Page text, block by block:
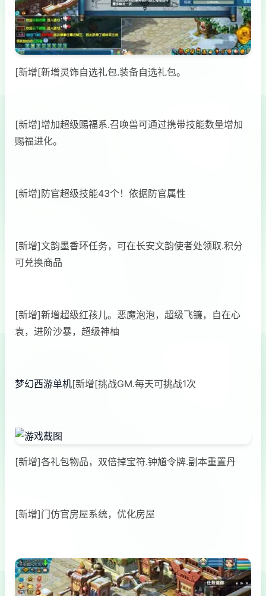
[新增[新增灵饰自选礼包.装备自选礼包。
[新增]增加超级赐福系.召唤兽可通过携带技能数量增加
赐福进化。
[新增]防官超级技能43个！依据防官属性
[新增]文韵墨香环任务，可在长安文韵使者处领取.积分
可兑换商品
[新增]新增超级红孩儿。恶魔泡泡，超级飞镰，自在心
袁，进阶沙暴，超级神柚
梦幻西游单机[新增[挑战GM.每天可挑战1次
[新增]各礼包物品，双倍掉宝符.钟馗令牌.副本重置丹
[新增]门仿官房屋系统，优化房屋